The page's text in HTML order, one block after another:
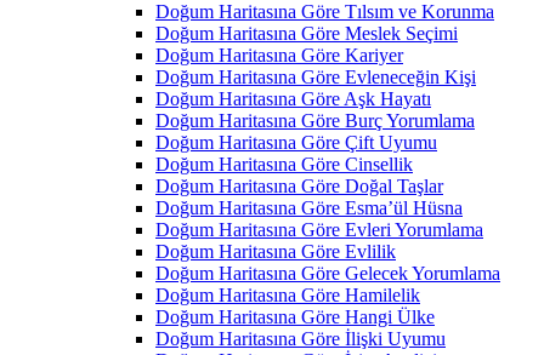
Doğum Haritasına Göre Tılsım ve Korunma
Doğum Haritasına Göre Meslek Seçimi
Doğum Haritasına Göre Kariyer
Doğum Haritasına Göre Evleneceğin Kişi
Doğum Haritasına Göre Aşk Hayatı
Doğum Haritasına Göre Burç Yorumlama
Doğum Haritasına Göre Çift Uyumu
Doğum Haritasına Göre Cinsellik
Doğum Haritasına Göre Doğal Taşlar
Doğum Haritasına Göre Esma’ül Hüsna
Doğum Haritasına Göre Evleri Yorumlama
Doğum Haritasına Göre Evlilik
Doğum Haritasına Göre Gelecek Yorumlama
Doğum Haritasına Göre Hamilelik
Doğum Haritasına Göre Hangi Ülke
Doğum Haritasına Göre İlişki Uyumu